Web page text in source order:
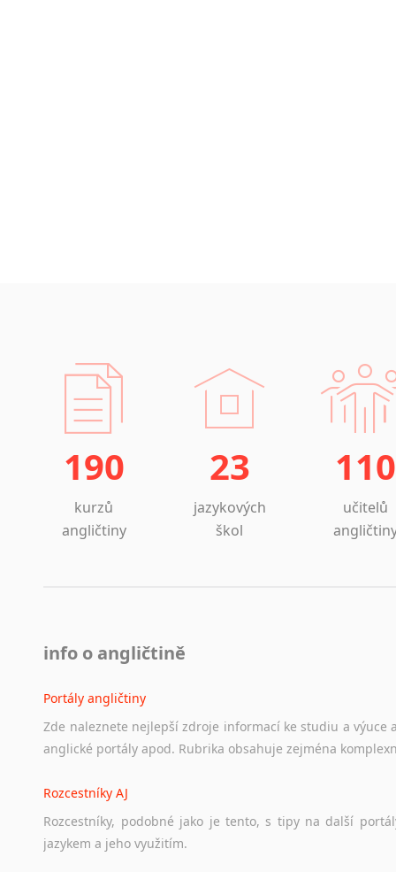
190
kurzů
angličtiny
23
jazykových
škol
110
učitelů
info o angličtině
Portály angličtiny
Zde naleznete nejlepší zdroje informací ke studiu a výuce
anglické portály apod. Rubrika obsahuje zejména
Rozcestníky AJ
Rozcestníky, podobné jako je tento, s tipy na další
jazykem a jeho využitím.